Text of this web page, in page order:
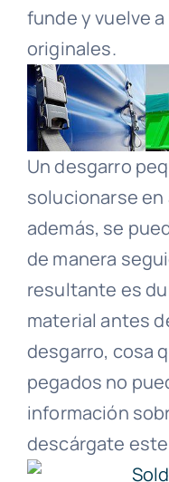
funde y vuelve
originales.
Un desgarro
solucionarse en
además, se
de manera
resultante es
material antes
desgarro, cosa
pegados no
información
descárgate